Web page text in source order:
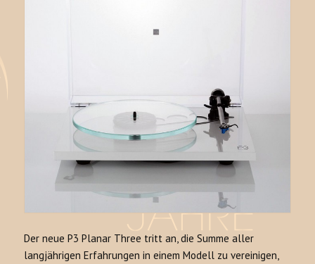
Der neue P3 Planar Three tritt an, die Summe aller
langjährigen Erfahrungen in einem Modell zu vereinigen,